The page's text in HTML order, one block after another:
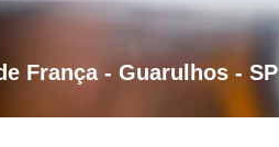
França - Guarulhos - SP